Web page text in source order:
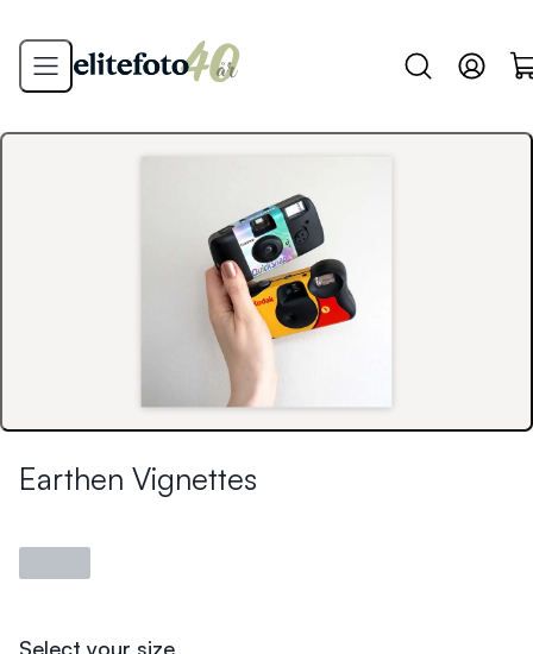
Earthen Vignettes
Select your size